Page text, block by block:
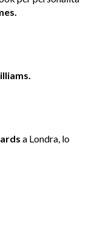
a Londra, lo